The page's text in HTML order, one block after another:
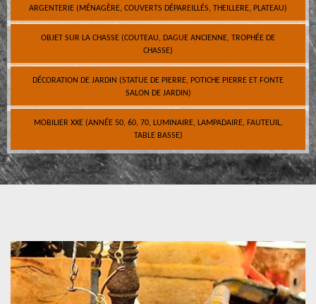
ARGENTERIE (MÉNAGÈRE, COUVERTS DÉPAREILLÉS, THEILLERE, PLATEAU)
OBJET SUR LA CHASSE (COUTEAU, DAGUE ANCIENNE, TROPHÉE DE
CHASSE)
DÉCORATION DE JARDIN (STATUE DE PIERRE, POTICHE PIERRE ET FONTE
SALON DE JARDIN)
MOBILIER XXE (ANNÉE 50, 60, 70, LUMINAIRE, LAMPADAIRE, FAUTEUIL,
TABLE BASSE)